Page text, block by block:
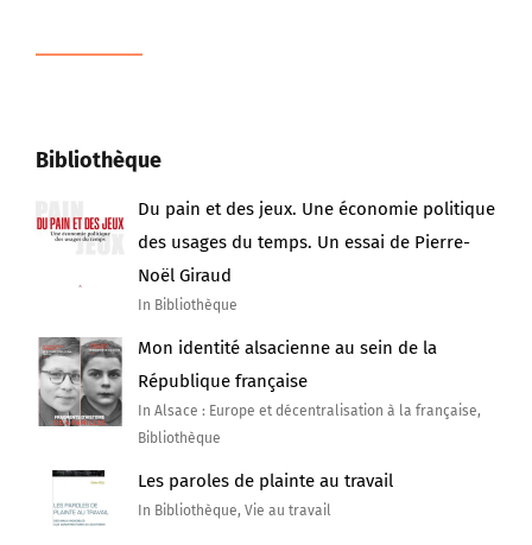
Bibliothèque
Du pain et des jeux. Une économie politique
des usages du temps. Un essai de Pierre-
Noël Giraud
In Bibliothèque
Mon identité alsacienne au sein de la
République française
In Alsace : Europe et décentralisation à la française,
Bibliothèque
Les paroles de plainte au travail
In Bibliothèque, Vie au travail